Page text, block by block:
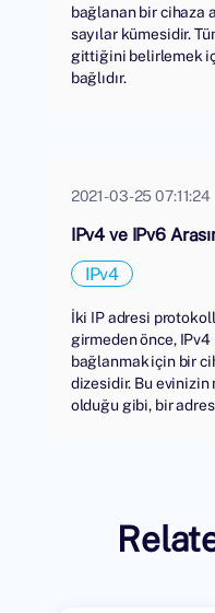
bağlanan bir cihaza
sayılar kümesidir.
gittiğini belirlemek
bağlıdır.
2021-03-25 07:11:24
IPv4 ve IPv6
IPv4
İki IP adresi
girmeden önce,
bağlanmak için bir
dizesidir. Bu evinizin
olduğu gibi, bir